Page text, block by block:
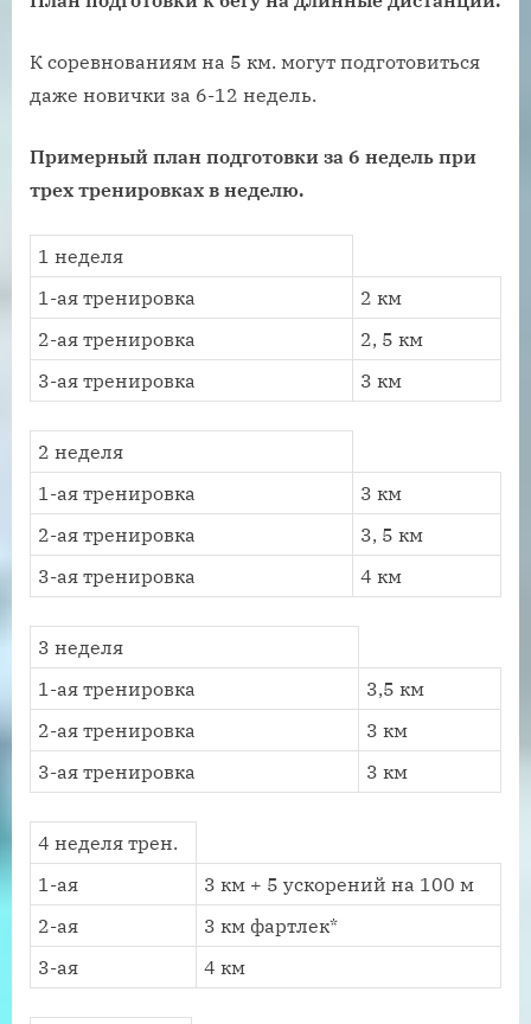
К соревнованиям на 5 км. могут подготовиться
даже новички за 6-12 недель.
Примерный план подготовки за 6 недель при
трех тренировках в неделю.
1 неделя
1-ая тренировка
2 км
2-ая тренировка
2, 5 км
3-ая тренировка
3 км
2 неделя
1-ая тренировка
3 км
2-ая тренировка
3, 5 км
3-ая тренировка
4 км
3 неделя
1-ая тренировка
3,5 км
2-ая тренировка
3 км
3-ая тренировка
3 км
4 неделя трен.
1-ая
3 км + 5 ускорений на 100 м
2-ая
3 км фартлек*
3-ая
4 км